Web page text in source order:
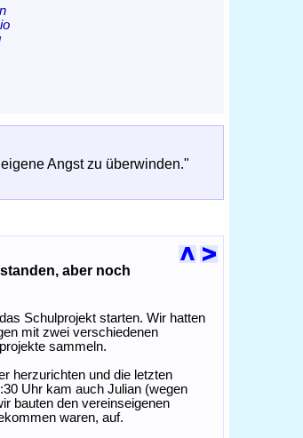
Angst zu überwinden."
aber noch
Schulprojekt starten. Wir hatten
mit zwei verschiedenen
sammeln.
herzurichten und die letzten
Uhr kam auch Julian (wegen
bauten den vereinseigenen
waren, auf.